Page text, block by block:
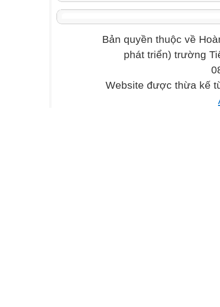
Bản quyền thuộc về
phát triển) trường
Website được thừa kế